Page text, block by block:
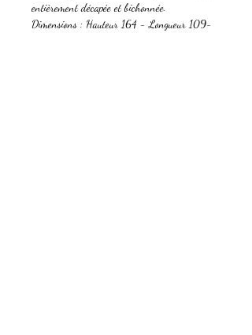
entièrement décapée et bichonnée.
Dimensions : Hauteur 164 - Longueur 109-